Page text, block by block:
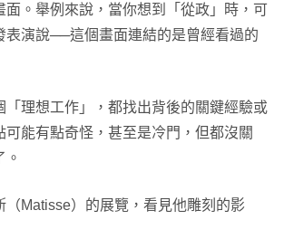
面。舉例來說，當你想到「從政」時，可
表演說──這個畫面連結的是曾經看過的
「理想工作」，都找出背後的關鍵經驗或
可能有點奇怪，甚至是冷門，但都沒關
（Matisse）的展覽，看見他雕刻的影